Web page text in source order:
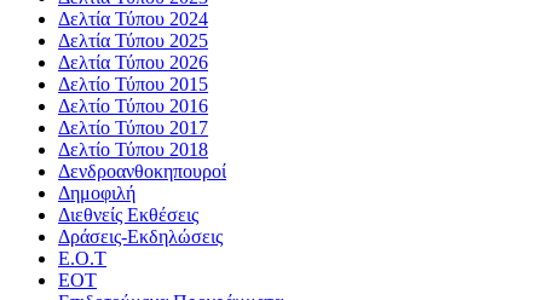
Δελτία Τύπου 2024
Δελτία Τύπου 2025
Δελτία Τύπου 2026
Δελτίο Τύπου 2015
Δελτίο Τύπου 2016
Δελτίο Τύπου 2017
Δελτίο Τύπου 2018
Δενδροανθοκηπουροί
Δημοφιλή
Διεθνείς Εκθέσεις
Δράσεις-Εκδηλώσεις
Ε.Ο.Τ
ΕΟΤ